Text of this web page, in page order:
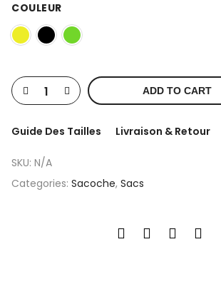
COULEUR
ADD TO CART
Guide Des Tailles Livraison & Retour
SKU: N/A
Categories: Sacoche, Sacs